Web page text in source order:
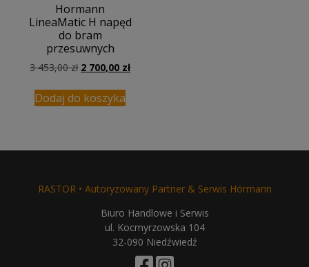
Hormann
LineaMatic H napęd
do bram
przesuwnych
3 453,00zł Pierwotna
wynosiła:
3
2 700,00 złAktualna
Dodaj do koszyka
RASTOR • Autoryzowany Partner & Serwis Hörmann
Biuro Handlowe i Serwis
ul. Kocmyrzowska 104
32-090 Niedźwiedź